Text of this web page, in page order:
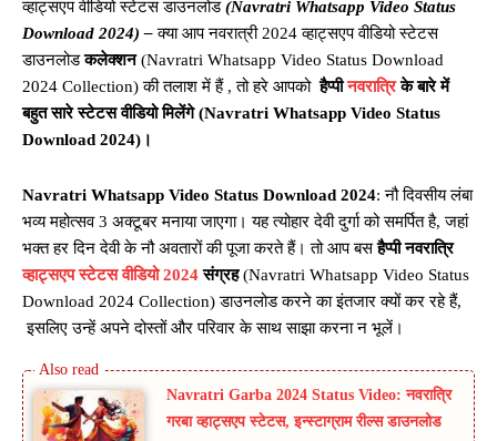
व्हाट्सएप वीडियो स्टेटस डाउनलोड(Navratri Whatsapp Video Status
Download 2024) – क्या आप नवरात्री 2024 व्हाट्सएप वीडियो स्टेटस
डाउनलोडकलेक्शन(Navratri Whatsapp Video Status Download
2024 Collection) की तलाश में हैं , तो हरे आपकोहैप्पीनवरात्रिके बारे में
बहुत सारे स्टेटस वीडियो मिलेंगे (Navratri Whatsapp Video Status
Download 2024)।
Navratri Whatsapp Video Status Download 2024: नौ दिवसीय लंबा
भव्य महोत्सव 3 अक्टूबर मनाया जाएगा। यह त्योहार देवी दुर्गा को समर्पित है, जहां
भक्त हर दिन देवी के नौ अवतारों की पूजा करते हैं। तो आप बसहैप्पी नवरात्रि
व्हाट्सएप स्टेटस वीडियो 2024संग्रह(Navratri Whatsapp Video Status
Download 2024 Collection) डाउनलोड करने का इंतजार क्यों कर रहे हैं,
इसलिए उन्हें अपने दोस्तों और परिवार के साथ साझा करना न भूलें।
Navratri Garba 2024 Status Video: नवरात्रि
गरबा व्हाट्सएप स्टेटस, इन्स्टाग्राम रील्स डाउनलोड